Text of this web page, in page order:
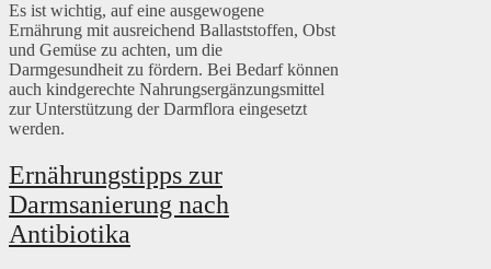
Es ist wichtig, auf eine ausgewogene
Ernährung mit ausreichend Ballaststoffen, Obst
und Gemüse zu achten, um die
Darmgesundheit zu fördern. Bei Bedarf können
auch kindgerechte Nahrungsergänzungsmittel
zur Unterstützung der Darmflora eingesetzt
werden.
Ernährungstipps zur
Darmsanierung nach
Antibiotika